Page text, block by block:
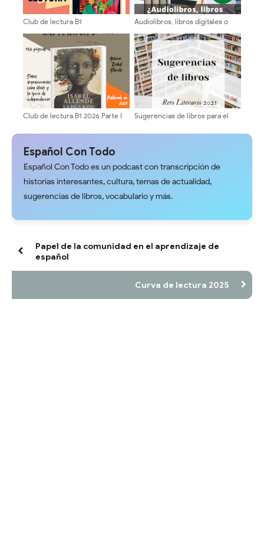
Club de lectura B1
Audiolibros, libros digitales o
para aprender español?
Club de lectura B1 2026 Parte I
Sugerencias de libros para el
Español Con Todo
Español Con Todo es un podcast con transcripción de
historias interesantes, cultura, temas de actualidad,
sugerencias de libros, vocabulario y más.
Papel de la comunidad en el aprendizaje de
español
Curva de lectura 2025